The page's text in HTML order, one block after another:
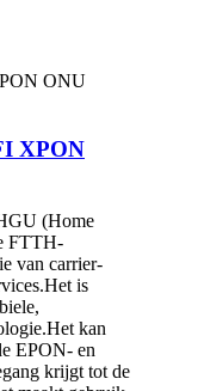
XPON
(Home
FTTH-
van carrier-
is
kan
EPON- en
krijgt tot de